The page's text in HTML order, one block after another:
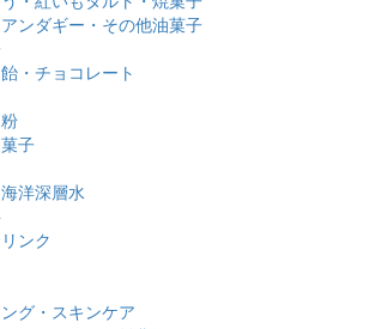
ンダギー・その他油菓子
・チョコレート
子
洋深層水
ンク
グ・スキンケア